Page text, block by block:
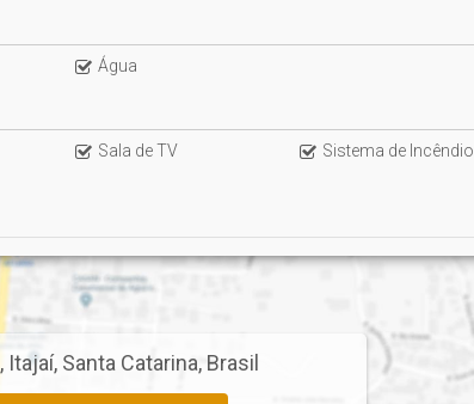
Água
Sala de TV Sistema de Incêndio
, Itajaí, Santa Catarina, Brasil